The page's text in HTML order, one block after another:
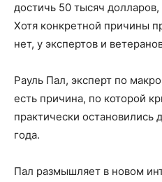
достичь 50 тысяч
Хотя конкретной причины
нет, у экспертов и
Рауль Пал, эксперт по
есть причина, по которой
практически остановились
года.
Пал размышляет в новом